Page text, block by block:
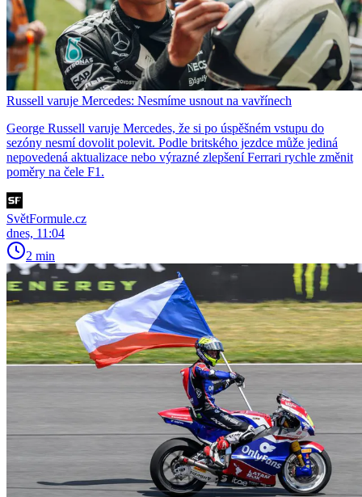
Russell varuje Mercedes: Nesmíme usnout na vavřínech
George Russell varuje Mercedes, že si po úspěšném vstupu do
sezóny nesmí dovolit polevit. Podle britského jezdce může jediná
nepovedená aktualizace nebo výrazné zlepšení Ferrari rychle změnit
poměry na čele F1.
SvětFormule.cz
dnes, 11:04
2 min